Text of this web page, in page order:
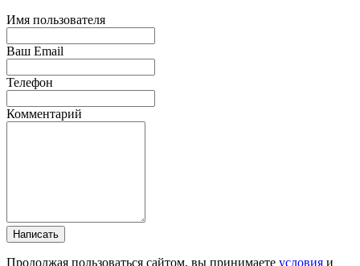
Имя пользователя
Ваш Email
Телефон
Комментарий
Написать
Продолжая пользоваться сайтом, вы принимаете условия и